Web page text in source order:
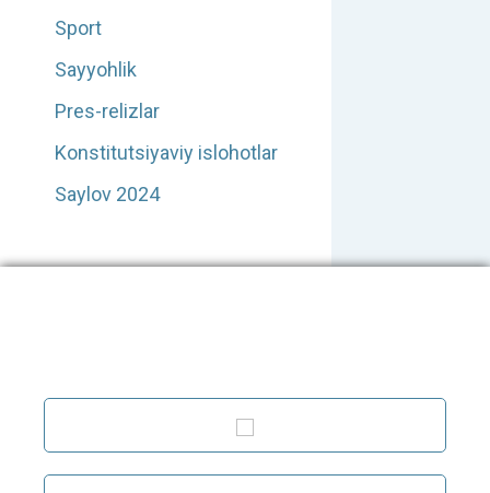
Sport
Sayyohlik
Pres-relizlar
Konstitutsiyaviy islohotlar
Saylov 2024